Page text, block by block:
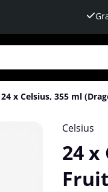
24 x Celsius, 355 ml
Celsius
24 x